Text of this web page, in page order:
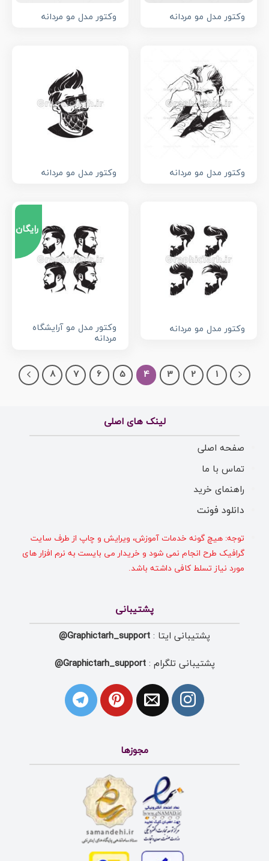
وکتور مدل مو مردانه وکتور مدل مو مردانه
وکتور مدل مو مردانه وکتور مدل مو مردانه
وکتور مدل مو مردانه
رایگان
وکتور مدل مو آرایشگاه
مردانه
1
2
3
4
5
6
7
8
لینک های اصلی
صفحه اصلی
تماس با ما
راهنمای خرید
دانلود فونت
توجه: هیچ گونه خدمات آموزش، ویرایش و چاپ از طرف سایت
گرافیک طرح انجام نمی شود و خریدار می بایست به نرم افزار های
مورد نیاز تسلط کافی داشته باشد.
پشتیبانی
پشتیبانی ایتا : Graphictarh_support@
پشتیبانی تلگرام :Graphictarh_support@
مجوزها